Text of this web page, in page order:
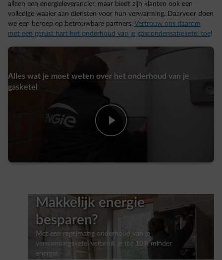
alleen een energieleverancier, maar biedt zijn klanten ook een
volledige waaier aan diensten voor hun verwarming. Daarvoor doen
we een beroep op betrouwbare partners. Vertrouw ons daarom
met een gerust hart het onderhoud van je gascondensatieketel toe!
Alles wat je moet weten over het onderhoud van je
gasketel
play-fwd
Makkelijk energie
besparen?
Met een regelmatig onderhoud van je
verwarmingsketel verbruik je tot 10% minder
energie.